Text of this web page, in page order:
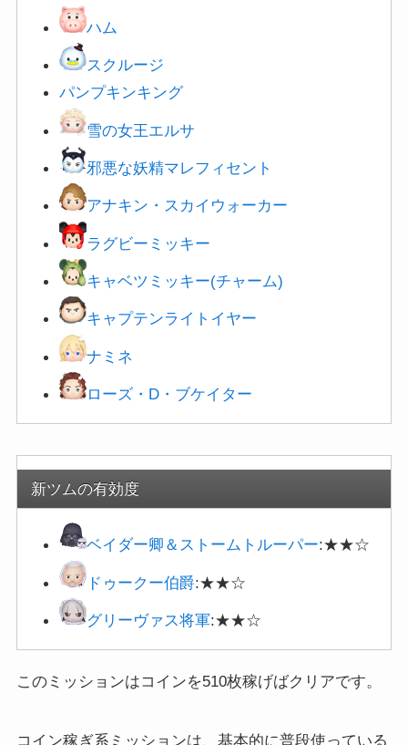
ハム
スクルージ
パンプキンキング
雪の女王エルサ
邪悪な妖精マレフィセント
アナキン・スカイウォーカー
ラグビーミッキー
キャベツミッキー(チャーム)
キャプテンライトイヤー
ナミネ
ローズ・D・ブケイター
新ツムの有効度
ベイダー卿＆ ストームトルーパー:★★☆
ドゥークー伯爵:★★☆
グリーヴァス将軍:★★☆
このミッションはコインを510枚稼げばクリアです。
コイン稼ぎ系ミッションは、基本的に普段使っている